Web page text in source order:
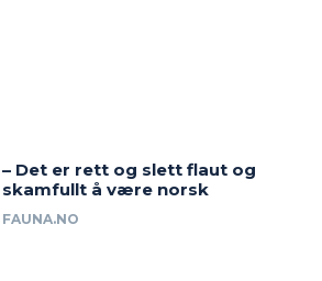
– Det er rett og slett flaut og
skamfullt å være norsk
FAUNA.NO